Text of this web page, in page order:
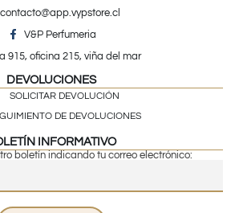
contacto@app.vypstore.cl
V&P Perfumeria
915, oficina 215, viña del mar
DEVOLUCIONES
SOLICITAR DEVOLUCIÓN
DE DEVOLUCIONES
INFORMATIVO
boletín indicando tu correo electrónico: